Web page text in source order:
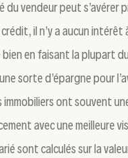
du vendeur peut
il n’y a aucun intérêt
bien en faisant la plupart
sorte d’épargne pour
immobiliers ont souvent
avec une meilleure
sont calculés sur la